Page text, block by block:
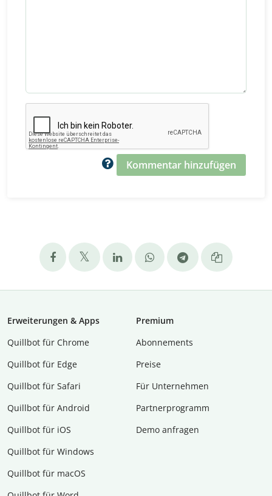
Kommentar hinzufügen
Erweiterungen & Apps
Quillbot für Chrome
Quillbot für Edge
Quillbot für Safari
Quillbot für Android
Quillbot für iOS
Quillbot für Windows
Quillbot für macOS
Premium
Abon­ne­ments
Preise
Für Unternehmen
Partnerprogramm
Demo anfragen